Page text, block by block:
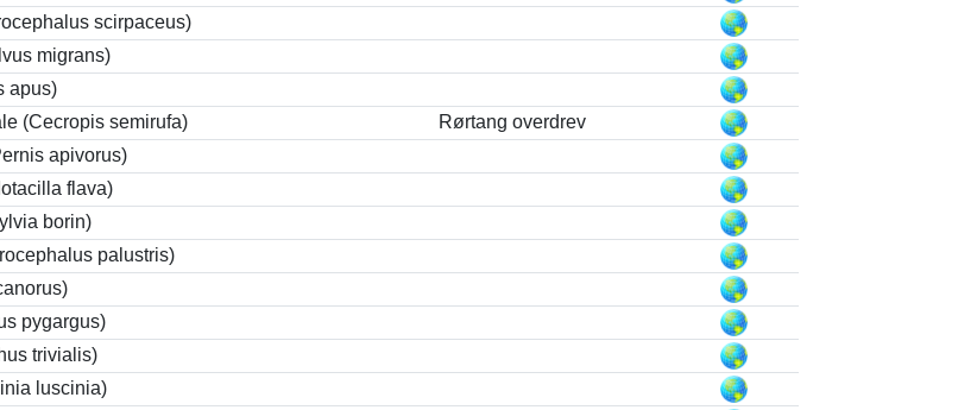
scirpaceus)
migrans)
apus)
(Cecropis semirufa)
Rørtang overdrev
apivorus)
flava)
borin)
palustris)
pygargus)
trivialis)
luscinia)